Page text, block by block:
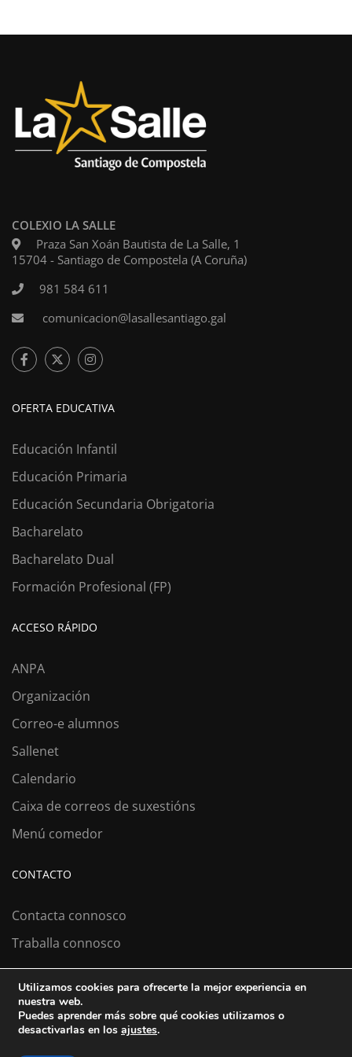
COLEXIO LA SALLE
Praza San Xoán Bautista de La Salle, 1
15704 - Santiago de Compostela (A Coruña)
981 584 611
comunicacion@lasallesantiago.gal
OFERTA EDUCATIVA
Educación Infantil
Educación Primaria
Educación Secundaria Obrigatoria
Bacharelato
Bacharelato Dual
Formación Profesional (FP)
ACCESO RÁPIDO
ANPA
Organización
Correo-e alumnos
Sallenet
Calendario
Caixa de correos de suxestións
Menú comedor
CONTACTO
Contacta connosco
Traballa connosco
Colexio La Salle Santiago
Aviso Legal
Política de cookies
Utilizamos cookies para ofrecerte la mejor experiencia en
nuestra web.
Puedes aprender más sobre qué cookies utilizamos o
desactivarlas en los ajustes.